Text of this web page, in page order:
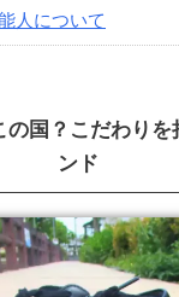
人について
国？こだわりを
ンド